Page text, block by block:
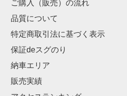
ご購入（販売）の流れ
品質について
特定商取引法に基づく表示
保証deスグのり
納車エリア
販売実績